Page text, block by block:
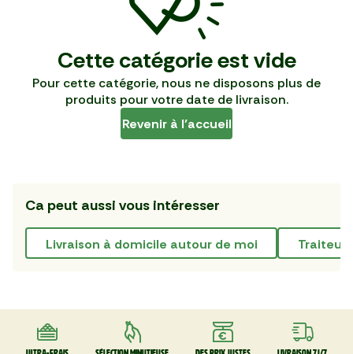
Cette catégorie est vide
Pour cette catégorie, nous ne disposons plus de
produits pour votre date de livraison.
Revenir à l’accueil
Ca peut aussi vous intéresser
livraison à domicile autour de moi traiteur